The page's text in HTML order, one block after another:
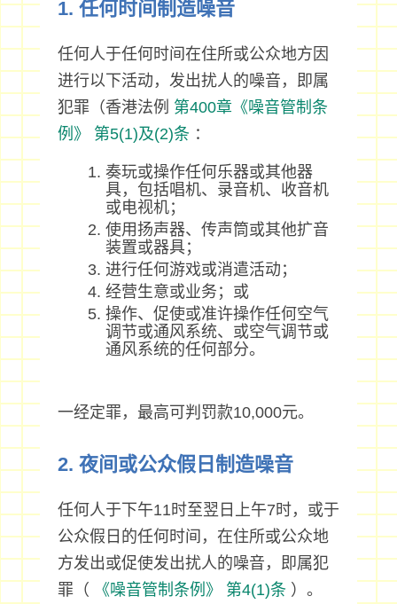
1. 任何时间制造噪音
任何人于任何时间在住所或公众地方因
进行以下活动，发出扰人的噪音，即属
犯罪（香港法例 第400章《噪音管制条
例》
第5(1)及(2)条：
奏玩或操作任何乐器或其他器
具，包括唱机、录音机、收音机
或电视机；
使用扬声器、传声筒或其他扩音
装置或器具；
进行任何游戏或消遣活动；
经营生意或业务；或
操作、促使或准许操作任何空气
调节或通风系统、或空气调节或
通风系统的任何部分。
一经定罪，最高可判罚款10,000元。
2. 夜间或公众假日制造噪音
任何人于下午11时至翌日上午7时，或于
公众假日的任何时间，在住所或公众地
方发出或促使发出扰人的噪音，即属犯
罪（
《噪音管制条例》 第4(1)条）。